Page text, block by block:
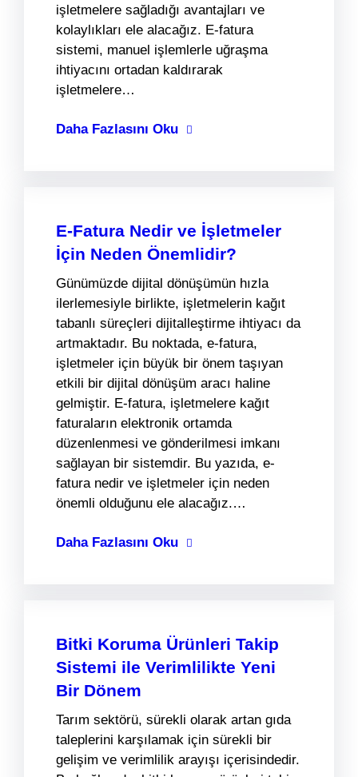
işletmelere sağladığı avantajları ve
kolaylıkları ele alacağız. E-fatura
sistemi, manuel işlemlerle uğraşma
ihtiyacını ortadan kaldırarak
işletmelere…
Daha Fazlasını Oku
E-Fatura Nedir ve İşletmeler
İçin Neden Önemlidir?
Günümüzde dijital dönüşümün hızla
ilerlemesiyle birlikte, işletmelerin kağıt
tabanlı süreçleri dijitalleştirme ihtiyacı da
artmaktadır. Bu noktada, e-fatura,
işletmeler için büyük bir önem taşıyan
etkili bir dijital dönüşüm aracı haline
gelmiştir. E-fatura, işletmelere kağıt
faturaların elektronik ortamda
düzenlenmesi ve gönderilmesi imkanı
sağlayan bir sistemdir. Bu yazıda, e-
fatura nedir ve işletmeler için neden
önemli olduğunu ele alacağız.…
Daha Fazlasını Oku
Bitki Koruma Ürünleri Takip
Sistemi ile Verimlilikte Yeni
Bir Dönem
Tarım sektörü, sürekli olarak artan gıda
taleplerini karşılamak için sürekli bir
gelişim ve verimlilik arayışı içerisindedir.